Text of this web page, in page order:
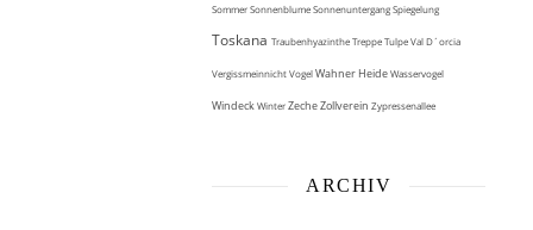
SommerSonnenblumeSonnenuntergangSpiegelung
Toskana TraubenhyazintheTreppeTulpeVal D´orcia
VergissmeinnichtVogelWahner HeideWasservogel
WindeckWinterZeche Zollverein Zypressenallee
ARCHIV